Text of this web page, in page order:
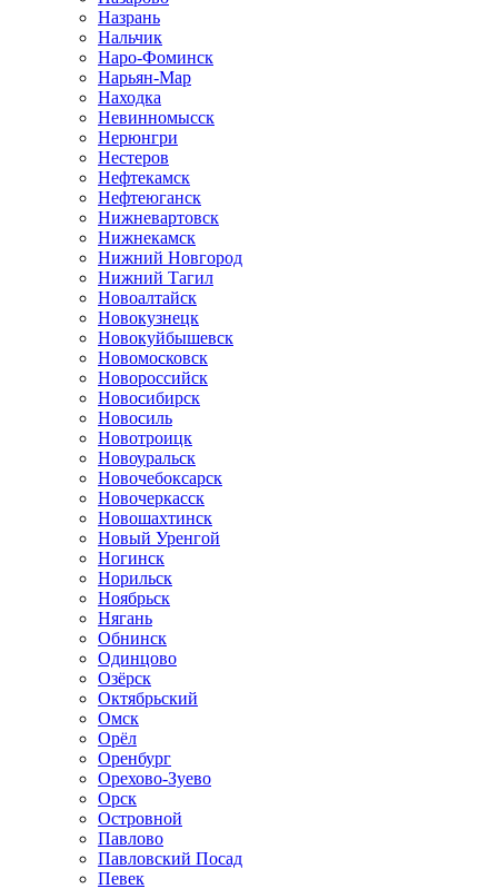
Назрань
Нальчик
Наро-Фоминск
Нарьян-Мар
Находка
Невинномысск
Нерюнгри
Нестеров
Нефтекамск
Нефтеюганск
Нижневартовск
Нижнекамск
Нижний Новгород
Нижний Тагил
Новоалтайск
Новокузнецк
Новокуйбышевск
Новомосковск
Новороссийск
Новосибирск
Новосиль
Новотроицк
Новоуральск
Новочебоксарск
Новочеркасск
Новошахтинск
Новый Уренгой
Ногинск
Норильск
Ноябрьск
Нягань
Обнинск
Одинцово
Озёрск
Октябрьский
Омск
Орёл
Оренбург
Орехово-Зуево
Орск
Островной
Павлово
Павловский Посад
Певек